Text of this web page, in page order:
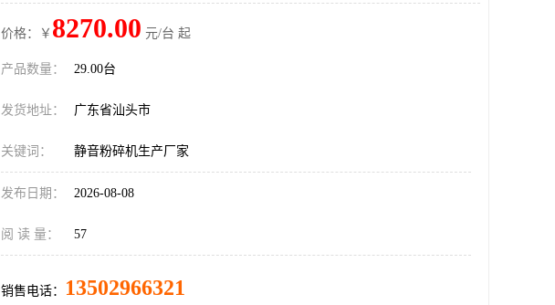
价格：￥ 8270.00 元/台 起
产品数量： 29.00台
发货地址： 广东省汕头市
关键词： 静音粉碎机生产厂家
发布日期： 2026-08-08
阅 读 量： 57
销售电话： 13502966321